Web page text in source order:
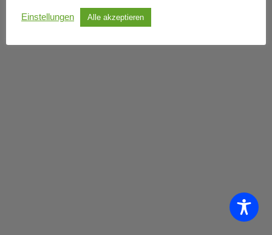
Einstellungen Alle akzeptieren